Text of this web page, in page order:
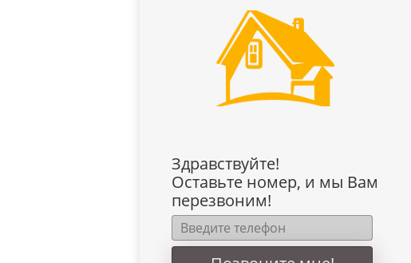
Здравствуйте!
Оставьте номер, и мы Вам
перезвоним!